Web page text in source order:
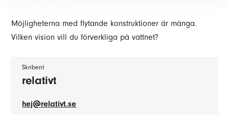
Möjligheterna med flytande konstruktioner är många.
Vilken vision vill du förverkliga på vattnet?
Skribent
relativt
hej@relativt.se